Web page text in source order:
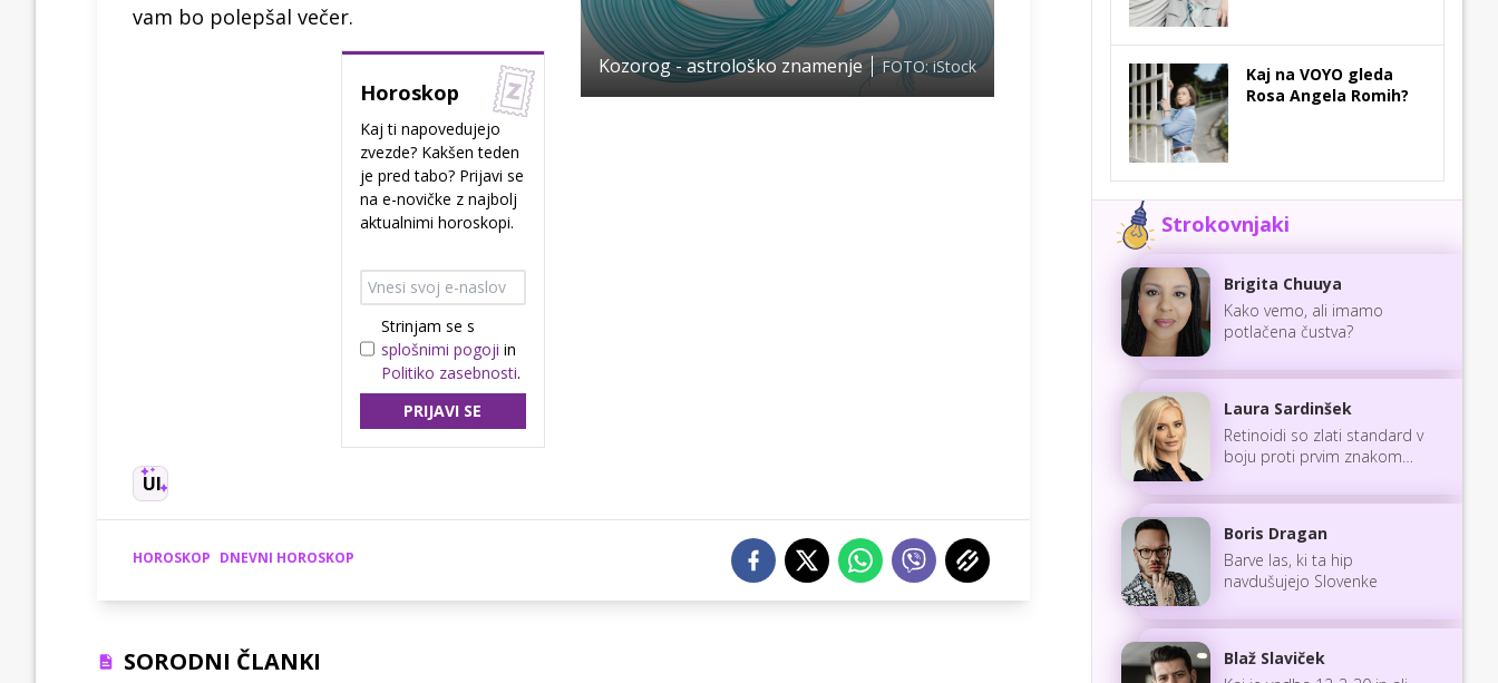
Kozorog - astrološko znamenje FOTO: iStock
vam bo polepšal večer.
Horoskop
Kaj ti napovedujejo
zvezde? Kakšen teden
je pred tabo? Prijavi se
na e-novičke z najbolj
aktualnimi horoskopi.
Strinjam se s
splošnimi pogoji in
Politiko zasebnosti.
PRIJAVI SE
UI
HOROSKOP DNEVNI HOROSKOP
SORODNI ČLANKI
Kaj na VOYO gleda
Rosa Angela Romih?
Strokovnjaki
Brigita Chuuya
Kako vemo, ali imamo
potlačena čustva?
Laura Sardinšek
Retinoidi so zlati standard v
boju proti prvim znakom
Boris Dragan
Barve las, ki ta hip
navdušujejo Slovenke
Blaž Slaviček